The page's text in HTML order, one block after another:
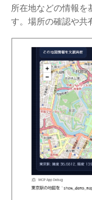
所在地などの情報を
す。場所の確認や共